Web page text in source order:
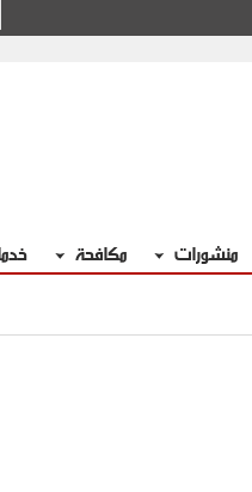
منشورات مكافحة